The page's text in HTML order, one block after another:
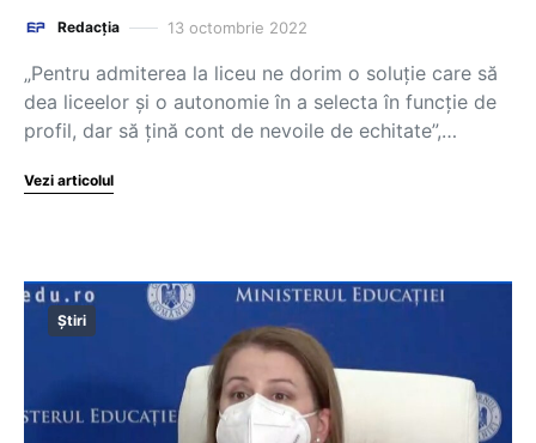
Redacția 13 octombrie 2022
„Pentru admiterea la liceu ne dorim o soluție care să
dea liceelor și o autonomie în a selecta în funcție de
profil, dar să țină cont de nevoile de echitate”,…
Vezi articolul
Știri